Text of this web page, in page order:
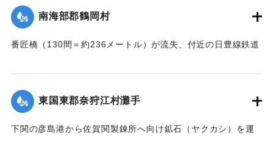
｜固有コード:
南海部郡鶴岡村
番匠橋（130間＝約236メートル）が流失、付近の日豊線鉄道
｜固有コード: 002680194
東国東郡奈狩江村灘手
下関の彦島港から佐賀関製錬所へ向け鉱石（ヤクカシ）を運